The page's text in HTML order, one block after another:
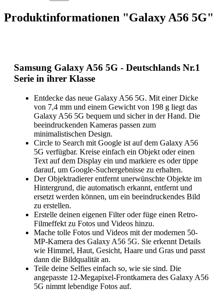
Produktinformationen "Galaxy A56 5G"
Samsung Galaxy A56 5G - Deutschlands Nr.1
Serie in ihrer Klasse
Entdecke das neue Galaxy A56 5G. Mit einer Dicke
von 7,4 mm und einem Gewicht von 198 g liegt das
Galaxy A56 5G bequem und sicher in der Hand. Die
beeindruckenden Kameras passen zum
minimalistischen Design.
Circle to Search mit Google ist auf dem Galaxy A56
5G verfügbar. Kreise einfach ein Objekt oder einen
Text auf dem Display ein und markiere es oder tippe
darauf, um Google-Suchergebnisse zu erhalten.
Der Objektradierer entfernt unerwünschte Objekte im
Hintergrund, die automatisch erkannt, entfernt und
ersetzt werden können, um ein beeindruckendes Bild
zu erstellen.
Erstelle deinen eigenen Filter oder füge einen Retro-
Filmeffekt zu Fotos und Videos hinzu.
Mache tolle Fotos und Videos mit der modernen 50-
MP-Kamera des Galaxy A56 5G. Sie erkennt Details
wie Himmel, Haut, Gesicht, Haare und Gras und passt
dann die Bildqualität an.
Teile deine Selfies einfach so, wie sie sind. Die
angepasste 12-Megapixel-Frontkamera des Galaxy A56
5G nimmt lebendige Fotos auf.